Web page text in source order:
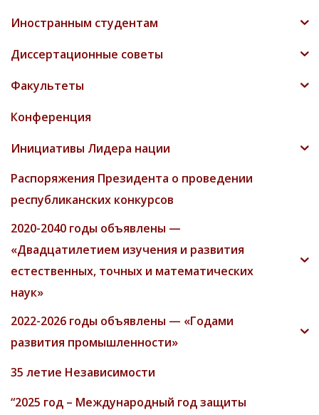
Иностранным студентам
Диссертационные советы
Факультеты
Конференция
Инициативы Лидера нации
Распоряжения Президента о проведении
республиканских конкурсов
2020-2040 годы объявлены —
«Двадцатилетием изучения и развития
естественных, точных и математических
наук»
2022-2026 годы объявлены — «Годами
развития промышленности»
35 летие Независимости
“2025 год – Международный год защиты